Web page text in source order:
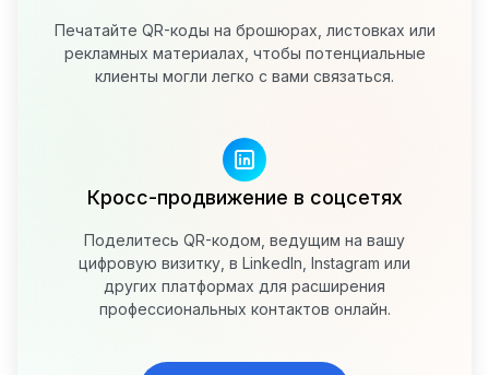
Печатайте QR-коды на брошюрах, листовках или
рекламных материалах, чтобы потенциальные
клиенты могли легко с вами связаться.
Кросс-продвижение в соцсетях
Поделитесь QR-кодом, ведущим на вашу
цифровую визитку, в LinkedIn, Instagram или
других платформах для расширения
профессиональных контактов онлайн.